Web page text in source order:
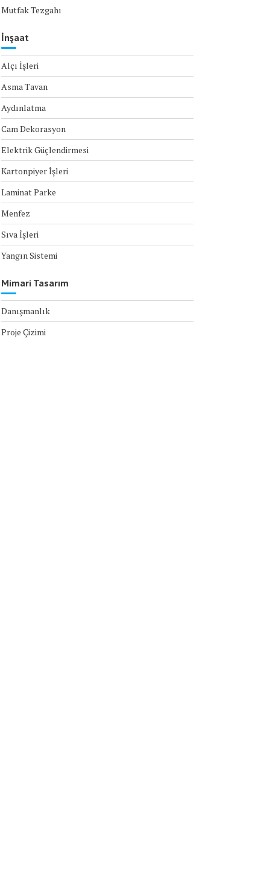
Mutfak Tezgahı
İnşaat
Alçı İşleri
Asma Tavan
Aydınlatma
Cam Dekorasyon
Elektrik Güçlendirmesi
Kartonpiyer İşleri
Laminat Parke
Menfez
Sıva İşleri
Yangın Sistemi
Mimari Tasarım
Danışmanlık
Proje Çizimi